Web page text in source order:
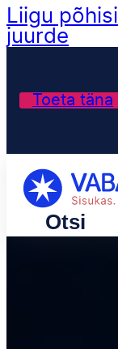
Liigu
juurde
Toeta täna